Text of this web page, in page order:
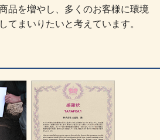
品を増やし、多くのお客様に環境
てまいりたいと考えています。